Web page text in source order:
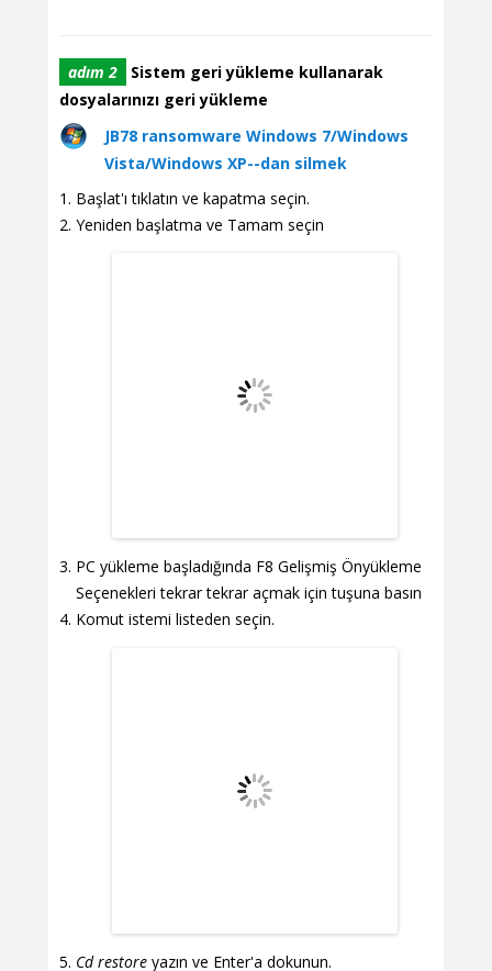
adım 2
Sistem geri yükleme kullanarak
dosyalarınızı geri yükleme
JB78 ransomware Windows 7/Windows
Vista/Windows XP--dan silmek
Başlat'ı tıklatın ve kapatma seçin.
Yeniden başlatma ve Tamam seçin
PC yükleme başladığında F8 Gelişmiş Önyükleme
Seçenekleri tekrar tekrar açmak için tuşuna basın
Komut istemi listeden seçin.
Cd restore yazın ve Enter'a dokunun.